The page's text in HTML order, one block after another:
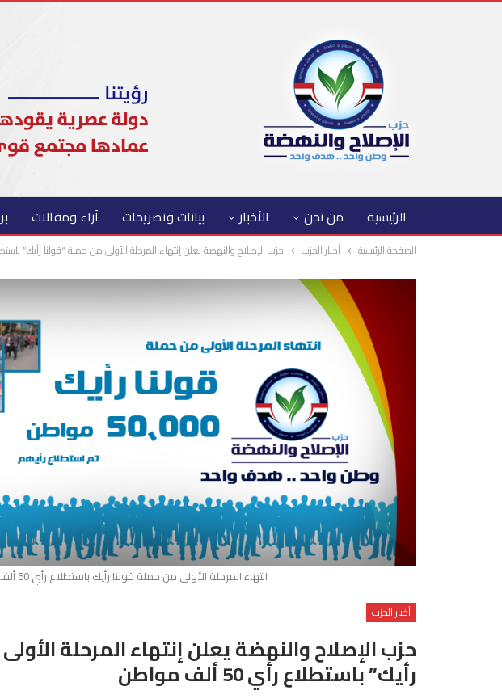
الرئيسية من نحن الأخبار بيانات وتصريحات آراء ومقالات
الصفحة الرئيسية أخبار الحزب حزب الإصلاح والنهضة يعلن إنتهاء المرحلة الأولى من حملة “قولنا رأيك” باستطلاع رأي 50
انتهاء المرحلة الأولى من حملة قولنا رأيك باستطلاع رأي 50 ألف مواطن
أخبار الحزب
حزب الإصلاح والنهضة يعلن إنتهاء المرحلة
رأيك” باستطلاع رأي 50 ألف مواطن